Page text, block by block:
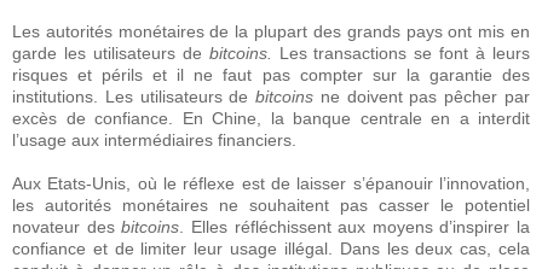
Les autorités monétaires de la plupart des grands pays ont mis en
garde les utilisateurs de bitcoins. Les transactions se font à leurs
risques et périls et il ne faut pas compter sur la garantie des
institutions. Les utilisateurs debitcoins ne doivent pas pêcher par
excès de confiance. En Chine, la banque centrale en a interdit
l’usage aux intermédiaires financiers.
Aux Etats-Unis, où le réflexe est de laisser s’épanouir l’innovation,
les autorités monétaires ne souhaitent pas casser le potentiel
novateur desbitcoins. Elles réfléchissent aux moyens d’inspirer la
confiance et de limiter leur usage illégal. Dans les deux cas, cela